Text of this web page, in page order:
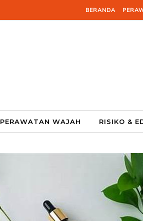
BERANDA
PERAWATAN WAJAH RISIKO &